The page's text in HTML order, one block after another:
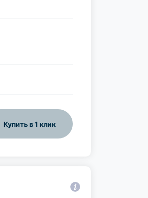
Купить в 1 клик